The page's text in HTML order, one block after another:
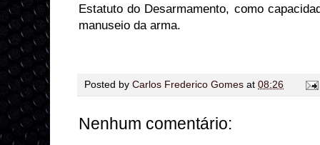
Estatuto do Desarmamento, como
manuseio da arma.
Posted by Carlos Frederico Gomes at 08:26
Nenhum comentário: